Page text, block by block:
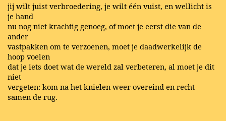
jij wilt juist verbroedering, je wilt één vuist, en wellicht is
je hand
nu nog niet krachtig genoeg, of moet je eerst die van de
ander
vastpakken om te verzoenen, moet je daadwerkelijk de
hoop voelen
dat je iets doet wat de wereld zal verbeteren, al moet je dit
niet
vergeten: kom na het knielen weer overeind en recht
samen de rug.